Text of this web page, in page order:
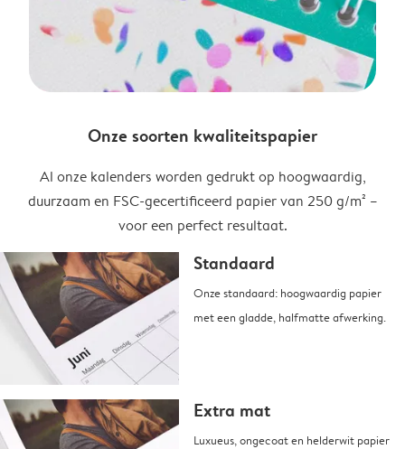
Onze soorten kwaliteitspapier
Al onze kalenders worden gedrukt op hoogwaardig,
duurzaam en FSC-gecertificeerd papier van 250 g/m² –
voor een perfect resultaat.
Standaard
Onze standaard: hoogwaardig papier
met een gladde, halfmatte afwerking.
Extra mat
Luxueus, ongecoat en helderwit papier